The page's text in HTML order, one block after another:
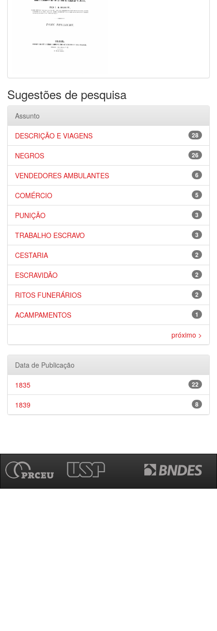
Sugestões de pesquisa
Assunto
28
DESCRIÇÃO E VIAGENS
26
NEGROS
6
VENDEDORES AMBULANTES
5
COMÉRCIO
3
PUNIÇÃO
3
TRABALHO ESCRAVO
2
CESTARIA
2
ESCRAVIDÃO
2
RITOS FUNERÁRIOS
1
ACAMPAMENTOS
próximo >
Data de Publicação
22
1835
8
1839